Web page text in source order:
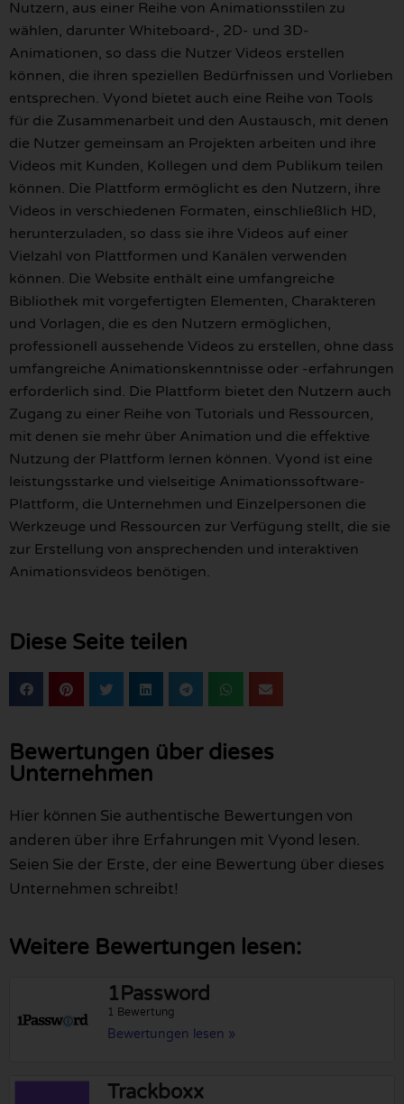
Nutzern, aus einer Reihe von Animationsstilen zu
wählen, darunter Whiteboard-, 2D- und 3D-
Animationen, so dass die Nutzer Videos erstellen
können, die ihren speziellen Bedürfnissen und Vorlieben
entsprechen. Vyond bietet auch eine Reihe von Tools
für die Zusammenarbeit und den Austausch, mit denen
die Nutzer gemeinsam an Projekten arbeiten und ihre
Videos mit Kunden, Kollegen und dem Publikum teilen
können. Die Plattform ermöglicht es den Nutzern, ihre
Videos in verschiedenen Formaten, einschließlich HD,
herunterzuladen, so dass sie ihre Videos auf einer
Vielzahl von Plattformen und Kanälen verwenden
können. Die Website enthält eine umfangreiche
Bibliothek mit vorgefertigten Elementen, Charakteren
und Vorlagen, die es den Nutzern ermöglichen,
professionell aussehende Videos zu erstellen, ohne dass
umfangreiche Animationskenntnisse oder -erfahrungen
erforderlich sind. Die Plattform bietet den Nutzern auch
Zugang zu einer Reihe von Tutorials und Ressourcen,
mit denen sie mehr über Animation und die effektive
Nutzung der Plattform lernen können. Vyond ist eine
leistungsstarke und vielseitige Animationssoftware-
Plattform, die Unternehmen und Einzelpersonen die
Werkzeuge und Ressourcen zur Verfügung stellt, die sie
zur Erstellung von ansprechenden und interaktiven
Animationsvideos benötigen.
Diese Seite teilen
Bewertungen über dieses
Unternehmen
Hier können Sie authentische Bewertungen von
anderen über ihre Erfahrungen mit Vyond lesen.
Seien Sie der Erste, der eine Bewertung über dieses
Unternehmen schreibt!
Weitere Bewertungen lesen:
1Password
1 Bewertung
Bewertungen lesen »
Trackboxx